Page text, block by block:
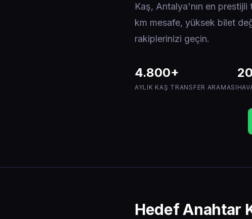
Kaş, Antalya'nın en prestijli
km mesafe, yüksek bilet
rakiplerinizi geçin.
4.800+
AYLIK KAŞ TRANSFER ARAMASI
Hedef Anahtar